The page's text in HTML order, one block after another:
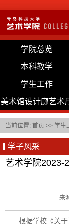
学院总览
本科教学
学生工作
美术馆设计廊艺术
当前位置: 首页 >> 学生
学子风采
艺术学院2023-
来
根据学校《关